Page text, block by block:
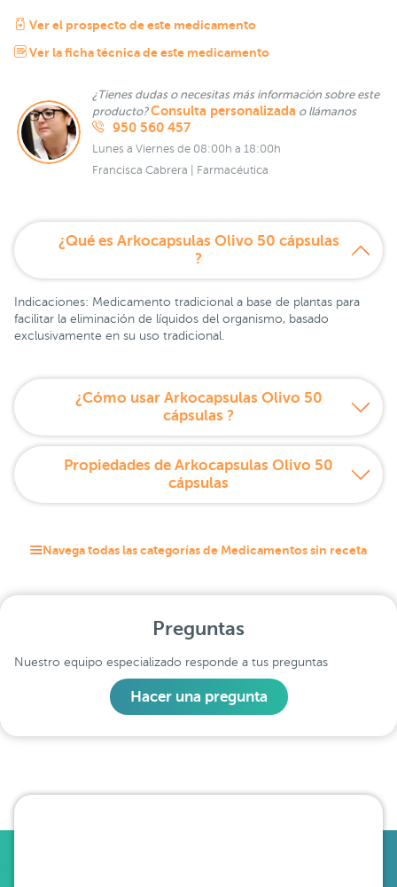
Ver el prospecto de este medicamento
Ver la ficha técnica de este medicamento
¿Tienes dudas o necesitas más información sobre este
producto?Consulta personalizada o llámanos
950 560 457
Lunes a Viernes de 08:00h a 18:00h
Francisca Cabrera | Farmacéutica
¿Qué es Arkocapsulas Olivo 50 cápsulas
?
Indicaciones: Medicamento tradicional a base de plantas para
facilitar la eliminación de líquidos del organismo, basado
exclusivamente en su uso tradicional.
¿Cómo usar Arkocapsulas Olivo 50
cápsulas ?
Propiedades de Arkocapsulas Olivo 50
cápsulas
Navega todas las categorías de Medicamentos sin receta
Preguntas
Nuestro equipo especializado responde a tus preguntas
Hacer una pregunta